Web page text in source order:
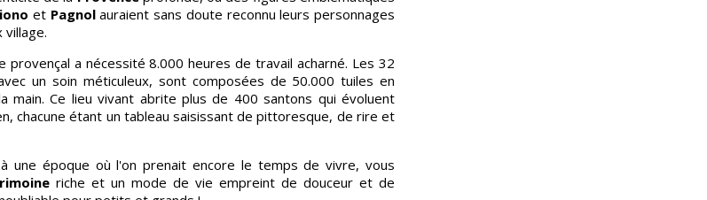
et Pagnolauraient sans doute reconnu leurs personnages
village.
provençal a nécessité 8.000 heures de travail acharné. Les 32
un soin méticuleux, sont composées de 50.000 tuiles en
main. Ce lieu vivant abrite plus de 400 santons qui évoluent
chacune étant un tableau saisissant de pittoresque, de rire et
une époque où l'on prenait encore le temps de vivre, vous
riche et un mode de vie empreint de douceur et de